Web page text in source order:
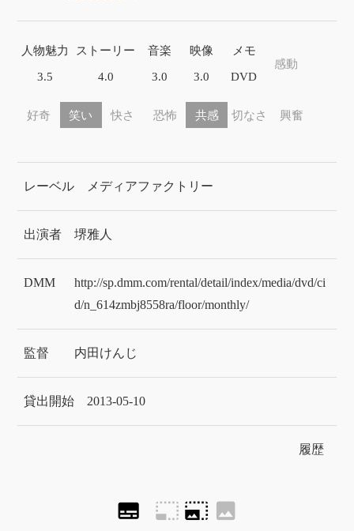
人物魅力
3.5
ストーリー
4.0
音楽
3.0
映像
3.0
メモ
DVD
感動
好奇 笑い 快さ 恐怖 共感 切なさ 興奮
レーベル メディアファクトリー
出演者 堺雅人
DMM
http://sp.dmm.com/rental/detail/index/media/dvd/ci
d/n_614zmbj8558ra/floor/monthly/
監督 内田けんじ
貸出開始 2013-05-10
履歴
subtitles photo_size_select_small photo_size_select_large image